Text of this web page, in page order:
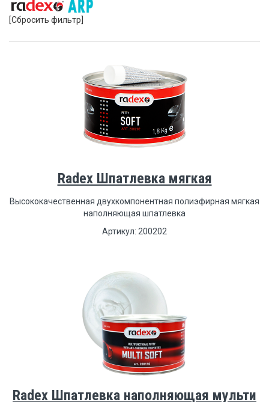
[Сбросить фильтр]
Radex Шпатлевка мягкая
Высококачественная двухкомпонентная полиэфирная мягкая
наполняющая шпатлевка
Артикул: 200202
Radex Шпатлевка наполняющая мульти